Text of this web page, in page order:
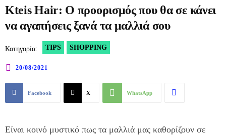
Kteis Hair: Ο προορισμός που θα σε κάνει
να αγαπήσεις ξανά τα μαλλιά σου
Κατηγορία: TIPS SHOPPING
20/08/2021
Facebook X WhatsApp
Είναι κοινό μυστικό πως τα μαλλιά μας καθορίζουν σε